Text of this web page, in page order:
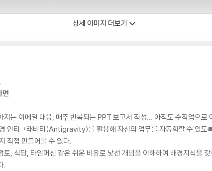
상세 이미지 더보기
면
지는 이메일 대응, 매주 반복되는 PPT 보고서 작성… 아직도 수작업으로
안티그래비티(Antigravity)를 활용해 자신의 업무를 자동화할 수 있도
직접 만들어볼 수 있다.
토, 식당, 타임머신 같은 쉬운 비유로 낯선 개념을 이해하여 배경지식을
.